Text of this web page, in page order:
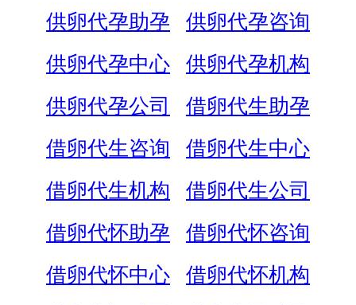
供卵代孕助孕
供卵代孕咨询
供卵代孕中心
供卵代孕机构
供卵代孕公司
借卵代生助孕
借卵代生咨询
借卵代生中心
借卵代生机构
借卵代生公司
借卵代怀助孕
借卵代怀咨询
借卵代怀中心
借卵代怀机构